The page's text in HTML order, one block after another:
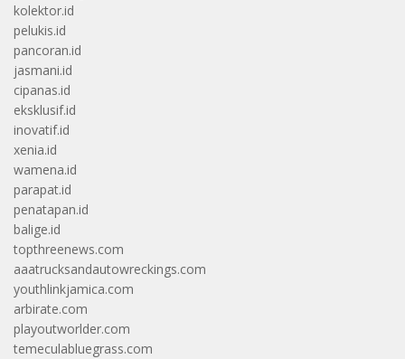
kolektor.id
pelukis.id
pancoran.id
jasmani.id
cipanas.id
eksklusif.id
inovatif.id
xenia.id
wamena.id
parapat.id
penatapan.id
balige.id
topthreenews.com
aaatrucksandautowreckings.com
youthlinkjamica.com
arbirate.com
playoutworlder.com
temeculabluegrass.com